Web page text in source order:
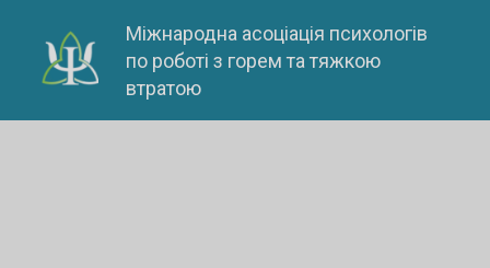
content
Міжнародна асоціація психологів
по роботі з горем та тяжкою
втратою